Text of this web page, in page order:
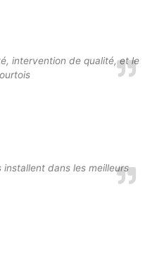
intervention de qualité, et le
dans les meilleurs